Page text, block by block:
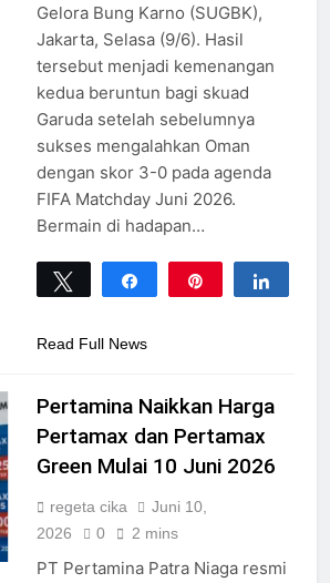
Gelora Bung Karno (SUGBK),
Jakarta, Selasa (9/6). Hasil
tersebut menjadi kemenangan
kedua beruntun bagi skuad
Garuda setelah sebelumnya
sukses mengalahkan Oman
dengan skor 3-0 pada agenda
FIFA Matchday Juni 2026.
Bermain di hadapan…
Tweet Share
Read Full News
Pertamina Naikkan Harga
Pertamax dan Pertamax
Green Mulai 10 Juni 2026
regeta cika
Juni 10,
2026
0 2 mins
PT Pertamina Patra Niaga resmi